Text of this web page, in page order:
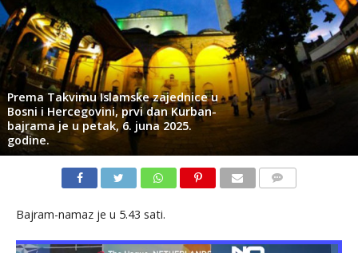
Prema Takvimu Islamske zajednice u
Bosni i Hercegovini, prvi dan Kurban-
bajrama je u petak, 6. juna 2025.
godine.
Bajram-namaz je u 5.43 sati.